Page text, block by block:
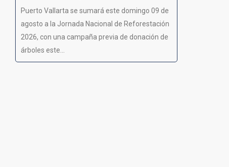
Puerto Vallarta se sumará este domingo 09 de
agosto a la Jornada Nacional de Reforestación
2026, con una campaña previa de donación de
árboles este...